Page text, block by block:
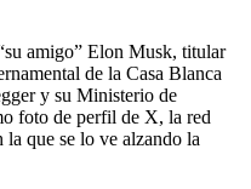
amigo” Elon Musk, titular
de la Casa Blanca
y su Ministerio de
foto de perfil de X, la red
la que se lo ve alzando la